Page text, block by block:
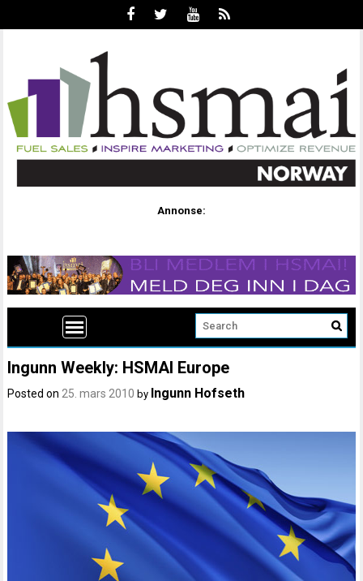
Annonse:
Ingunn Weekly: HSMAI Europe
Posted on25. mars 2010 by Ingunn Hofseth